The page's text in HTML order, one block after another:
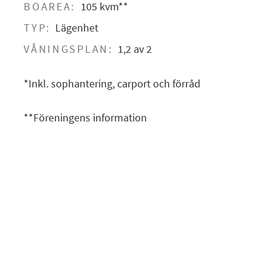
BOAREA:
105 kvm**
TYP: Lägenhet
VÅNINGSPLAN: 1,2 av 2
*Inkl. sophantering, carport och förråd
**Föreningens information